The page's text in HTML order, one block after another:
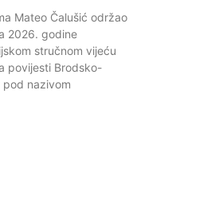
Mateo Čalušić održao
2026. godine
stručnom vijeću
povijesti Brodsko-
nazivom